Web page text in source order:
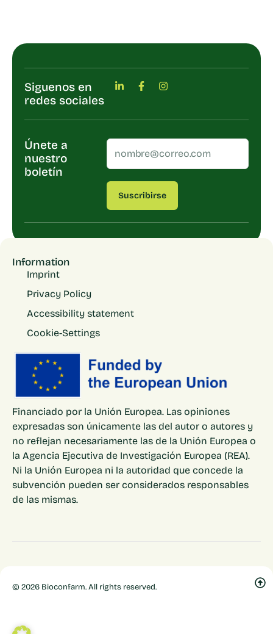
Siguenos en
redes sociales
Únete a
nuestro
boletín
Suscribirse
Information
Imprint
Privacy Policy
Accessibility statement
Cookie-Settings
Financiado por la Unión Europea. Las opiniones
expresadas son únicamente las del autor o autores y
no reflejan necesariamente las de la Unión Europea o
la Agencia Ejecutiva de Investigación Europea (REA).
Ni la Unión Europea ni la autoridad que concede la
subvención pueden ser considerados responsables
de las mismas.
© 2026 Bioconfarm. All rights reserved.